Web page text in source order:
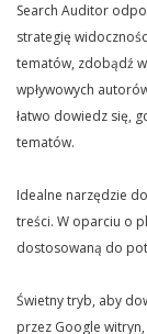
Search Auditor
strategię
tematów, zdobądź
wpływowych
łatwo dowiedz się,
tematów.
Idealne narzędzie
treści. W oparciu o
dostosowaną do
Świetny tryb, aby
przez Google